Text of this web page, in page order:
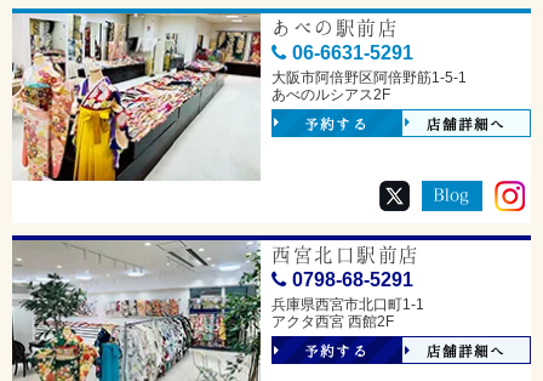
あべの駅前店
06-6631-5291
大阪市阿倍野区阿倍野筋1-5-1
あべのルシアス2F
予約する 店舗詳細へ
西宮北口駅前店
0798-68-5291
兵庫県西宮市北口町1-1
アクタ西宮 西館2F
予約する 店舗詳細へ